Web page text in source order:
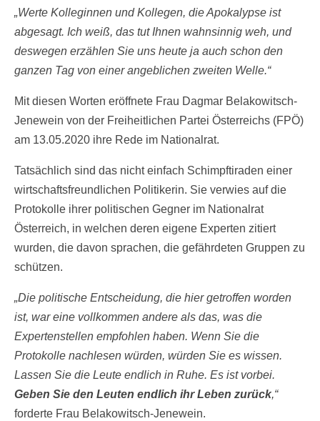
„Werte Kolleginnen und Kollegen, die Apokalypse ist
abgesagt. Ich weiß, das tut Ihnen wahnsinnig weh, und
deswegen erzählen Sie uns heute ja auch schon den
ganzen Tag von einer angeblichen zweiten Welle.“
Mit diesen Worten eröffnete Frau Dagmar Belakowitsch-
Jenewein von der Freiheitlichen Partei Österreichs (FPÖ)
am 13.05.2020 ihre Rede im Nationalrat.
Tatsächlich sind das nicht einfach Schimpftiraden einer
wirtschaftsfreundlichen Politikerin. Sie verwies auf die
Protokolle ihrer politischen Gegner im Nationalrat
Österreich, in welchen deren eigene Experten zitiert
wurden, die davon sprachen, die gefährdeten Gruppen zu
schützen.
„Die politische Entscheidung, die hier getroffen worden
ist, war eine vollkommen andere als das, was die
Expertenstellen empfohlen haben. Wenn Sie die
Protokolle nachlesen würden, würden Sie es wissen.
Lassen Sie die Leute endlich in Ruhe. Es ist vorbei.
Geben Sie den Leuten endlich ihr Leben zurück,“
forderte Frau Belakowitsch-Jenewein.